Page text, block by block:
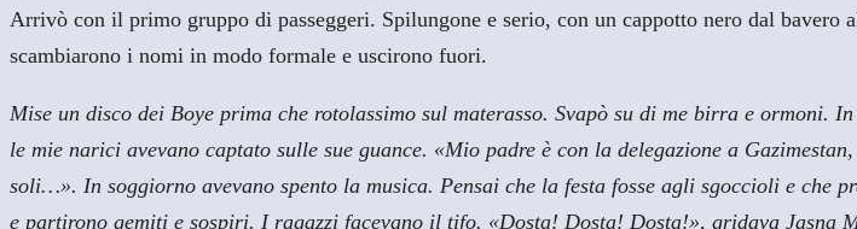
Arrivò con il primo gruppo di passeggeri. Spilungone e serio, con un cappotto nero dal
scambiarono i nomi in modo formale e uscirono fuori.
Mise un disco dei Boye prima che rotolassimo sul materasso. Svapò su di me birra e ormoni.
le mie narici avevano captato sulle sue guance. «Mio padre è con la delegazione a
soli…». In soggiorno avevano spento la musica. Pensai che la festa fosse agli sgoccioli e che
e partirono gemiti e sospiri. I ragazzi facevano il tifo. «Dosta! Dosta! Dosta!», gridava